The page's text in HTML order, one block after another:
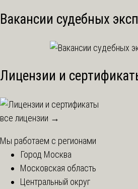
Вакансии судебных
Лицензии и
все лицензии →
Мы работаем с регионами
Город Москва
Московская область
Центральный округ